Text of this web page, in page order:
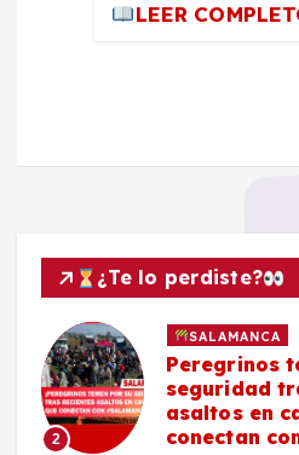
LEER
¿Te lo perdiste?
2
SALAMANCA
Peregrinos
seguridad
asaltos en
conectan